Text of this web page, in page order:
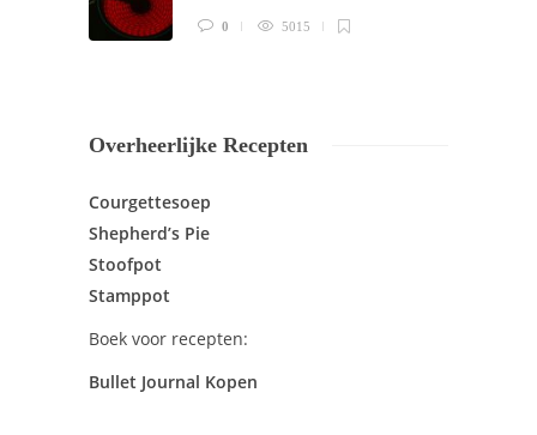
0 5015
Overheerlijke Recepten
Courgettesoep
Shepherd’s Pie
Stoofpot
Stamppot
Boek voor recepten:
Bullet Journal Kopen